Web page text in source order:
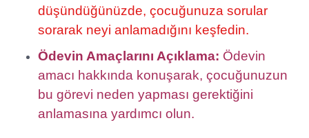
düşündüğünüzde, çocuğunuza sorular
sorarak neyi anlamadığını keşfedin.
Ödevin Amaçlarını Açıklama: Ödevin
amacı hakkında konuşarak, çocuğunuzun
bu görevi neden yapması gerektiğini
anlamasına yardımcı olun.